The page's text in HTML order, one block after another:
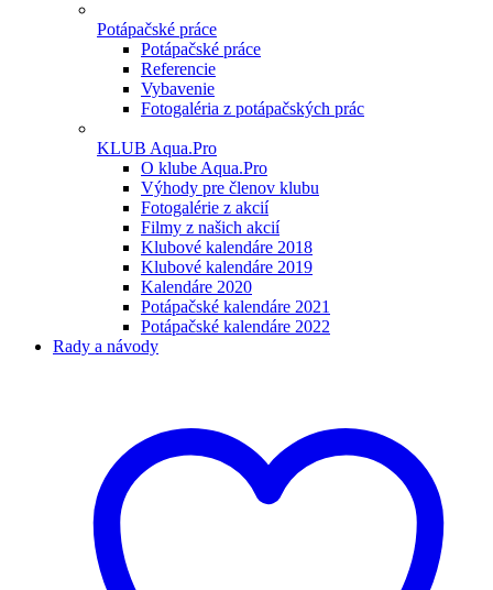
Potápačské práce
Potápačské práce
Referencie
Vybavenie
Fotogaléria z potápačských prác
KLUB Aqua.Pro
O klube Aqua.Pro
Výhody pre členov klubu
Fotogalérie z akcií
Filmy z našich akcií
Klubové kalendáre 2018
Klubové kalendáre 2019
Kalendáre 2020
Potápačské kalendáre 2021
Potápačské kalendáre 2022
Rady a návody